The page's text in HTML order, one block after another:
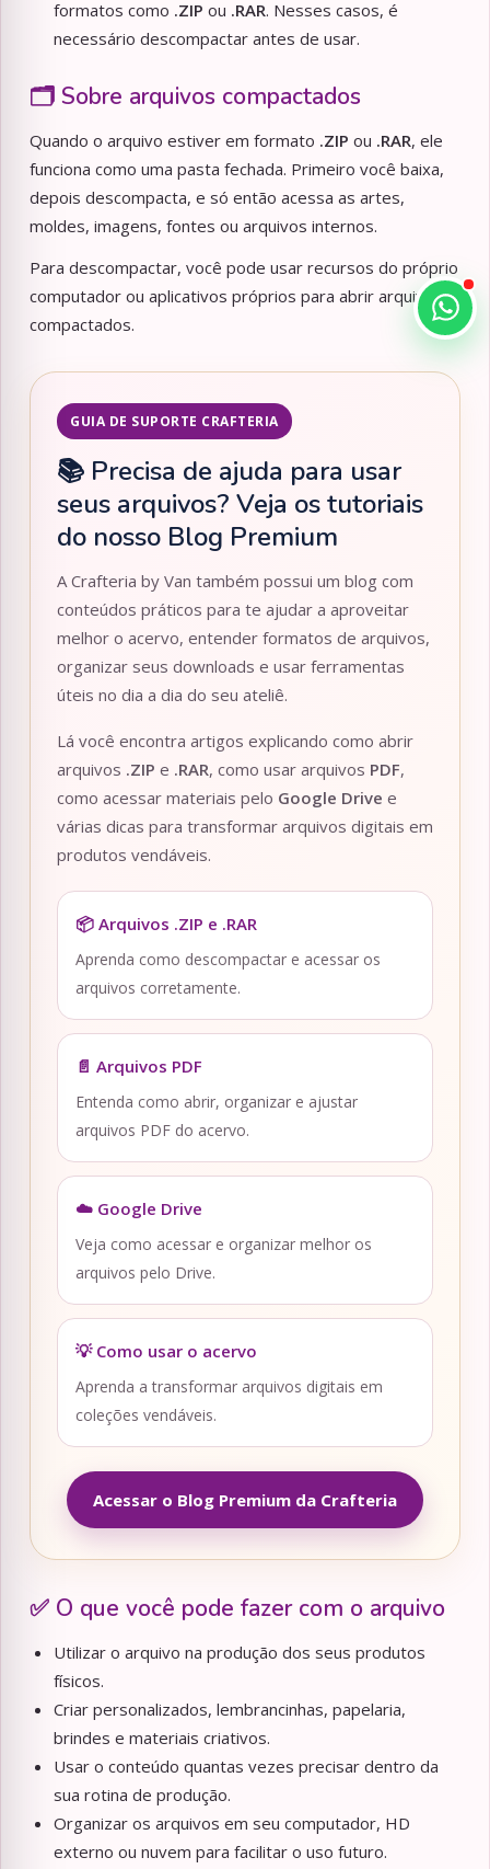
formatos como .ZIP ou .RAR. Nesses casos, é
necessário descompactar antes de usar.
🗂️ Sobre arquivos compactados
Quando o arquivo estiver em formato .ZIP ou .RAR, ele
funciona como uma pasta fechada. Primeiro você baixa,
depois descompacta, e só então acessa as artes,
moldes, imagens, fontes ou arquivos internos.
Para descompactar, você pode usar recursos do próprio
computador ou aplicativos próprios para abrir arquivos
compactados.
GUIA DE SUPORTE CRAFTERIA
📚 Precisa de ajuda para usar
seus arquivos? Veja os tutoriais
do nosso Blog Premium
A Crafteria by Van também possui um blog com
conteúdos práticos para te ajudar a aproveitar
melhor o acervo, entender formatos de arquivos,
organizar seus downloads e usar ferramentas
úteis no dia a dia do seu ateliê.
Lá você encontra artigos explicando como abrir
arquivos .ZIP e .RAR, como usar arquivos PDF,
como acessar materiais pelo Google Drive e
várias dicas para transformar arquivos digitais em
produtos vendáveis.
📦 Arquivos .ZIP e .RAR
Aprenda como descompactar e acessar os
arquivos corretamente.
📄 Arquivos PDF
Entenda como abrir, organizar e ajustar
arquivos PDF do acervo.
☁️ Google Drive
Veja como acessar e organizar melhor os
arquivos pelo Drive.
💡 Como usar o acervo
Aprenda a transformar arquivos digitais em
coleções vendáveis.
Acessar o Blog Premium da Crafteria
✅ O que você pode fazer com o arquivo
Utilizar o arquivo na produção dos seus produtos
físicos.
Criar personalizados, lembrancinhas, papelaria,
brindes e materiais criativos.
Usar o conteúdo quantas vezes precisar dentro da
sua rotina de produção.
Organizar os arquivos em seu computador, HD
externo ou nuvem para facilitar o uso futuro.